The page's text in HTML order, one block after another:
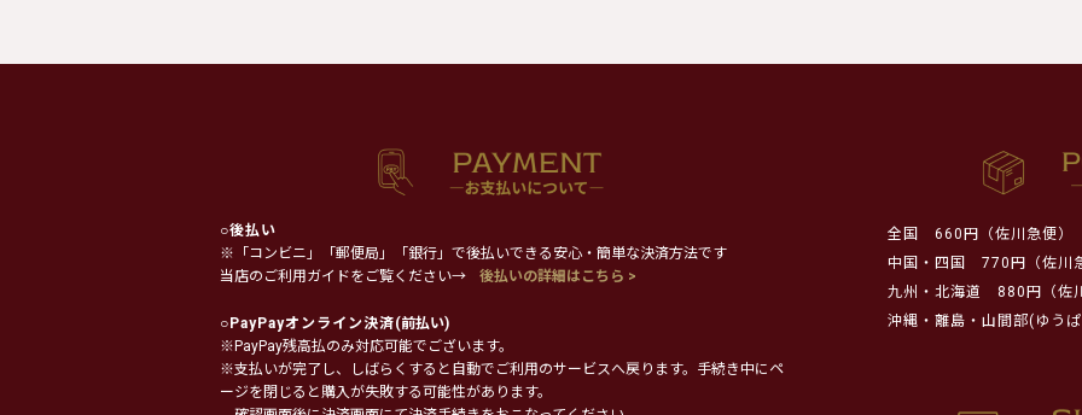
○後払い
※「コンビニ」「郵便局」「銀行」で後払いできる安心・簡単な決済方法です
当店のご利用ガイドをご覧ください→
後払いの詳細はこちら >
○PayPayオンライン決済(前払い)
※PayPay残高払のみ対応可能でございます。
※支払いが完了し、しばらくすると自動でご利用のサービスへ戻ります。手続き中にペ
ージを閉じると購入が失敗する可能性があります。
全国
660円（佐川急便）
中国・四国
770円（佐川
九州・北海道
880円（佐
沖縄・離島・山間部(ゆう